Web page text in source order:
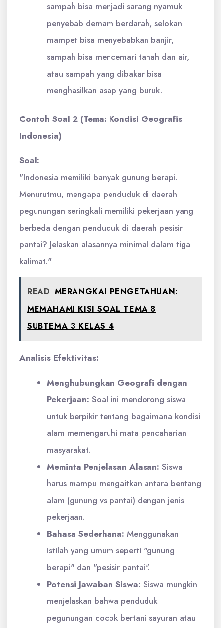
sampah bisa menjadi sarang nyamuk
penyebab demam berdarah, selokan
mampet bisa menyebabkan banjir,
sampah bisa mencemari tanah dan air,
atau sampah yang dibakar bisa
menghasilkan asap yang buruk.
Contoh Soal 2 (Tema: Kondisi Geografis
Indonesia)
Soal:
"Indonesia memiliki banyak gunung berapi.
Menurutmu, mengapa penduduk di daerah
pegunungan seringkali memiliki pekerjaan yang
berbeda dengan penduduk di daerah pesisir
pantai? Jelaskan alasannya minimal dalam tiga
kalimat."
READ MERANGKAI PENGETAHUAN:
MEMAHAMI KISI SOAL TEMA 8
SUBTEMA 3 KELAS 4
Analisis Efektivitas:
Menghubungkan Geografi dengan
Pekerjaan: Soal ini mendorong siswa
untuk berpikir tentang bagaimana kondisi
alam memengaruhi mata pencaharian
masyarakat.
Meminta Penjelasan Alasan: Siswa
harus mampu mengaitkan antara bentang
alam (gunung vs pantai) dengan jenis
pekerjaan.
Bahasa Sederhana: Menggunakan
istilah yang umum seperti "gunung
berapi" dan "pesisir pantai".
Potensi Jawaban Siswa: Siswa mungkin
menjelaskan bahwa penduduk
pegunungan cocok bertani sayuran atau